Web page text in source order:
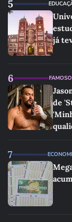
5
já
6
de
7